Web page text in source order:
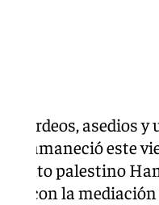
amaneció este
palestino
con la